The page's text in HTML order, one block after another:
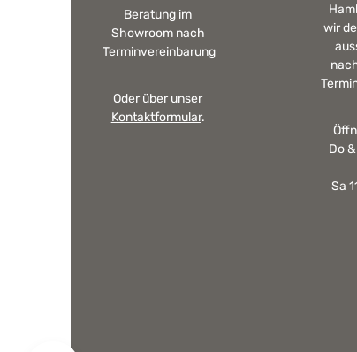
Beratung im
Showroom nach
Terminvereinbarung
Oder über unser
Kontaktformular.
wir
Do
Sa